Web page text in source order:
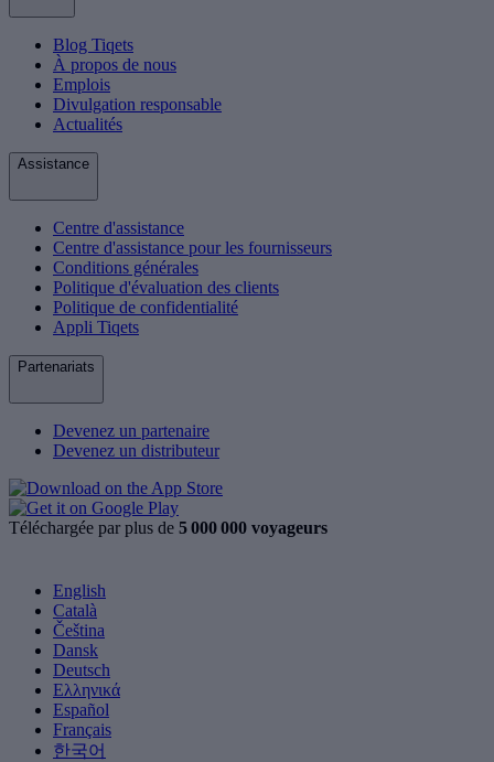
Blog Tiqets
À propos de nous
Emplois
Divulgation responsable
Actualités
Assistance
Centre d'assistance
Centre d'assistance pour les fournisseurs
Conditions générales
Politique d'évaluation des clients
Politique de confidentialité
Appli Tiqets
Partenariats
Devenez un partenaire
Devenez un distributeur
Téléchargée par plus de 5 000 000 voyageurs
English
Català
Čeština
Dansk
Deutsch
Ελληνικά
Español
Français
한국어